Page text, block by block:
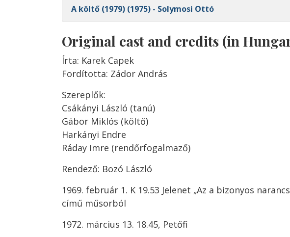
A költő (1979) (1975) - Solymosi Ottó
Original cast and credits (in
Írta: Karek Capek
Fordította: Zádor András
Szereplők:
Csákányi László (tanú)
Gábor Miklós (költő)
Harkányi Endre
Ráday Imre (rendőrfogalmaző)
Rendező: Bozó László
1969. február 1. K 19.53 Jelenet „Az a bizonyos
című műsorból
1972. március 13. 18.45, Petőfi